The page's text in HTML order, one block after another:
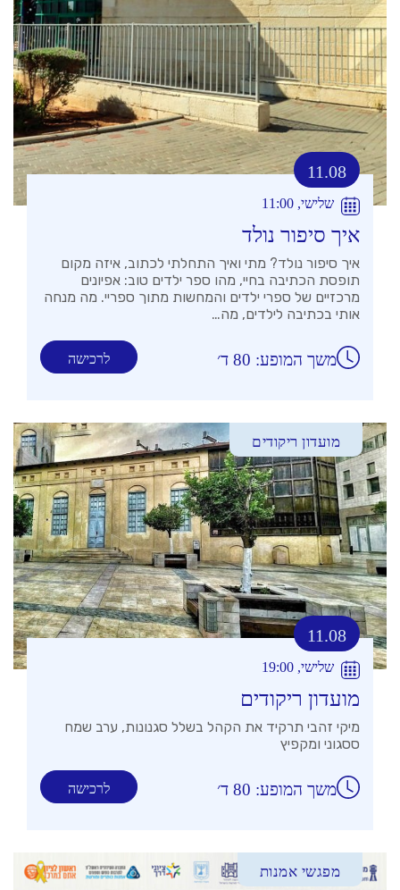
11.08
שלישי, 11:00
איך סיפור נולד
איך סיפור נולד? מתי ואיך התחלתי לכתוב, איזה מקום
תופסת הכתיבה בחיי, מהו ספר ילדים טוב: אפיונים
מרכזיים של ספרי ילדים והמחשות מתוך ספריי. מה מנחה
אותי בכתיבה לילדים, מה…
לרכישה משך המופע: 80 ד׳
מועדון ריקודים
11.08
שלישי, 19:00
מועדון ריקודים
מיקי זהבי תרקיד את הקהל בשלל סגנונות, ערב שמח
ססגוני ומקפיץ
לרכישה משך המופע: 80 ד׳
מפגשי אמנות